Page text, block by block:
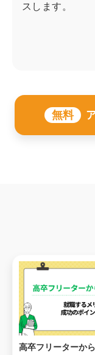
スします。
無料
高卒フリーターか